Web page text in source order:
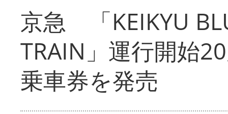
京急 「KEIKYU
TRAIN」運行開始
乗車券を発売